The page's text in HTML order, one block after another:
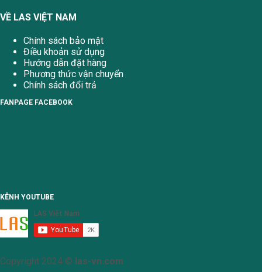
VỀ LAS VIỆT NAM
Chính sách bảo mật
Điều khoản sử dụng
Hướng dẫn đặt hàng
Phương thức vận chuyển
Chính sách đổi trả
FANPAGE FACEBOOK
KÊNH YOUTUBE
Copyright 2024 © las-vn.com